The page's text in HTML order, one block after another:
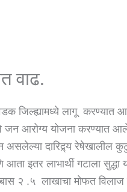
वाढ.
जिल्ह्यामध्ये लागू करण्यात
जन आरोग्य योजना करण्यात
असलेल्या दारिद्र्य रेषेखालील
इतर लाभार्थी गटाला सुद्धा
२ .५ लाखाचा मोफत